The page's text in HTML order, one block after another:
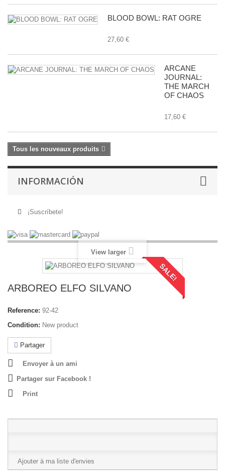
BLOOD BOWL: RAT OGRE
27,60 €
ARCANE
JOURNAL:
THE MARCH
OF CHAOS
17,60 €
Tous les nouveaux produits
INFORMACIÓN
¡Suscríbete!
SALE!
View larger
ARBOREO ELFO SILVANO
Reference: 92-42
Condition: New product
Partager
Envoyer à un ami
Partager sur Facebook !
Print
Ajouter à ma liste d'envies